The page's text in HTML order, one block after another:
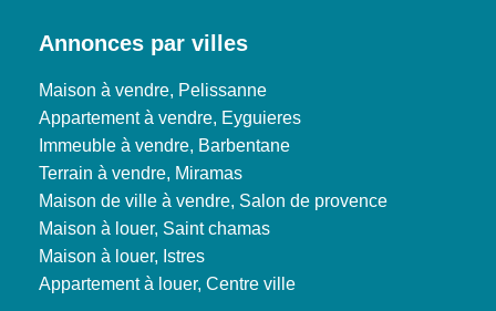
Annonces par villes
Maison à vendre, Pelissanne
Appartement à vendre, Eyguieres
Immeuble à vendre, Barbentane
Terrain à vendre, Miramas
Maison de ville à vendre, Salon de provence
Maison à louer, Saint chamas
Maison à louer, Istres
Appartement à louer, Centre ville